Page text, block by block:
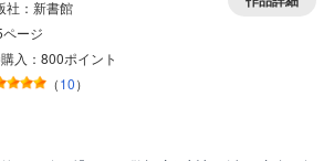
社：新書館
ージ
入：800ポイント
（10）